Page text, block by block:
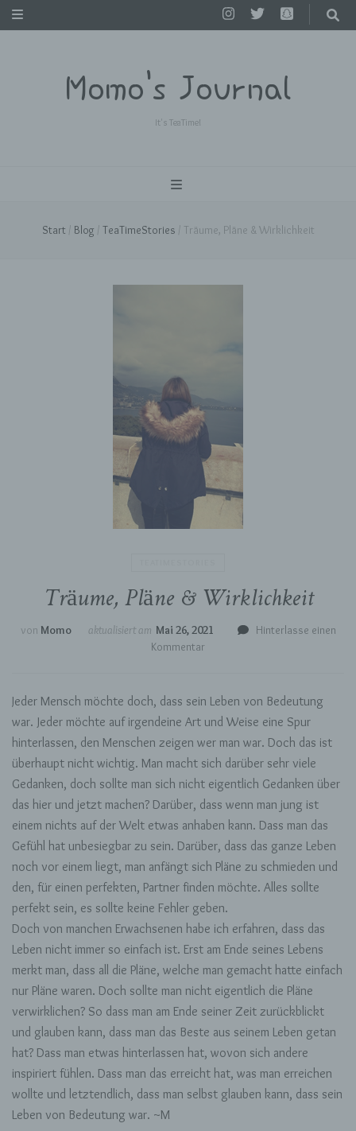
Momo's Journal
It's TeaTime!
Start / Blog / TeaTimeStories / Träume, Pläne & Wirklichkeit
Träume, Pläne & Wirklichkeit
von Momo aktualisiert am Mai 26, 2021
Hinterlasse einen
Kommentar
&
Wirklichkeit
Jeder Mensch möchte doch, dass sein Leben von Bedeutung
war. Jeder möchte auf irgendeine Art und Weise eine Spur
hinterlassen, den Menschen zeigen wer man war. Doch das ist
überhaupt nicht wichtig. Man macht sich darüber sehr viele
Gedanken, doch sollte man sich nicht eigentlich Gedanken über
das hier und jetzt machen? Darüber, dass wenn man jung ist
einem nichts auf der Welt etwas anhaben kann. Dass man das
Gefühl hat unbesiegbar zu sein. Darüber, dass das ganze Leben
noch vor einem liegt, man anfängt sich Pläne zu schmieden und
den, für einen perfekten, Partner finden möchte. Alles sollte
perfekt sein, es sollte keine Fehler geben.
Doch von manchen Erwachsenen habe ich erfahren, dass das
Leben nicht immer so einfach ist. Erst am Ende seines Lebens
merkt man, dass all die Pläne, welche man gemacht hatte einfach
nur Pläne waren. Doch sollte man nicht eigentlich die Pläne
verwirklichen? So dass man am Ende seiner Zeit zurückblickt
und glauben kann, dass man das Beste aus seinem Leben getan
hat? Dass man etwas hinterlassen hat, wovon sich andere
inspiriert fühlen. Dass man das erreicht hat, was man erreichen
wollte und letztendlich, dass man selbst glauben kann, dass sein
Leben von Bedeutung war. ~M